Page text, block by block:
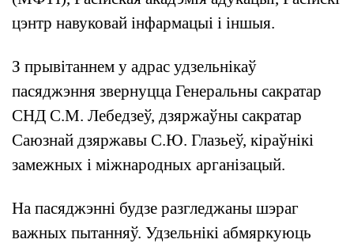
цэнтр навуковай інфармацыі і іншыя.
З прывітаннем у адрас удзельнікаў
пасяджэння звернуцца Генеральны сакратар
СНД С.М. Лебедзеў, дзяржаўны сакратар
Саюзнай дзяржавы С.Ю. Глазьеў, кіраўнікі
замежных і міжнародных арганізацый.
На пасяджэнні будзе разгледжаны шэраг
важных пытанняў. Удзельнікі абмяркуюць